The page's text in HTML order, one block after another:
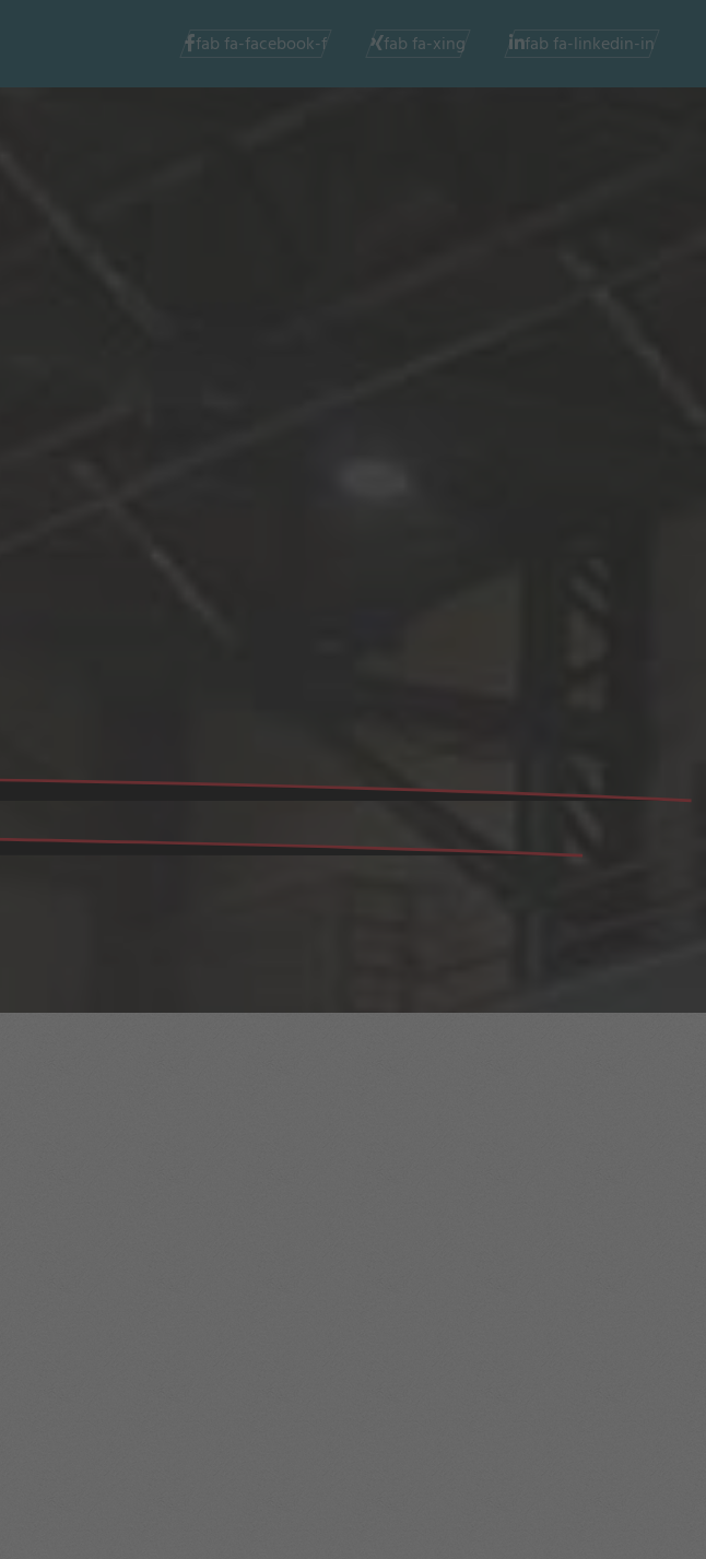
fab fa-facebook-f fab fa-xing fab fa-linkedin-in